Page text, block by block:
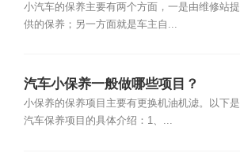
小汽车的保养主要有两个方面，一是由维修站提
供的保养；另一方面就是车主自...
汽车小保养一般做哪些项目？
小保养的保养项目主要有更换机油机滤。以下是
汽车保养项目的具体介绍：1、...